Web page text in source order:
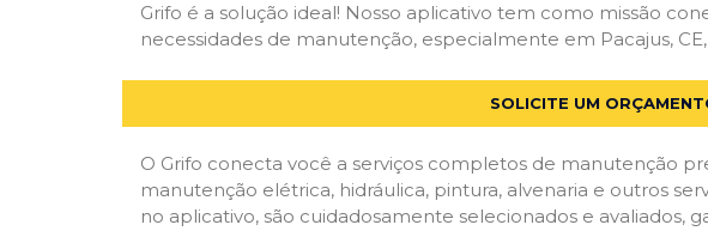
Grifo é a solução ideal! Nosso aplicativo tem como missão
necessidades de manutenção, especialmente em Pacajus,
SOLICITE UM
O Grifo conecta você a serviços completos de manutenção
manutenção elétrica, hidráulica, pintura, alvenaria e outros
no aplicativo, são cuidadosamente selecionados e avaliados,